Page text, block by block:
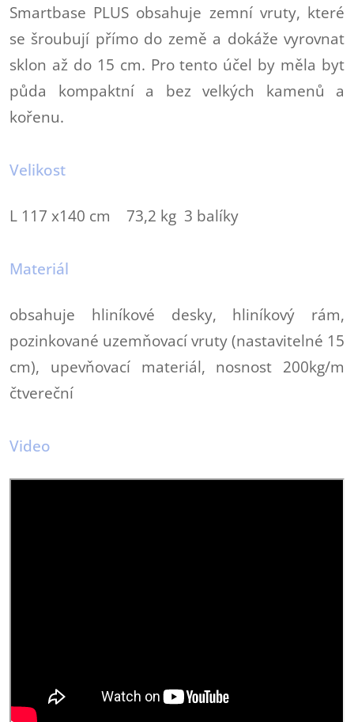
Smartbase PLUS obsahuje zemní vruty, které
se šroubují přímo do země a dokáže vyrovnat
sklon až do 15 cm. Pro tento účel by měla byt
půda kompaktní a bez velkých kamenů a
kořenu.
Velikost
L 117 x140 cm 73,2 kg 3 balíky
Materiál
obsahuje hliníkové desky, hliníkový rám,
pozinkované uzemňovací vruty (nastavitelné 15
cm), upevňovací materiál, nosnost 200kg/m
čtvereční
Video